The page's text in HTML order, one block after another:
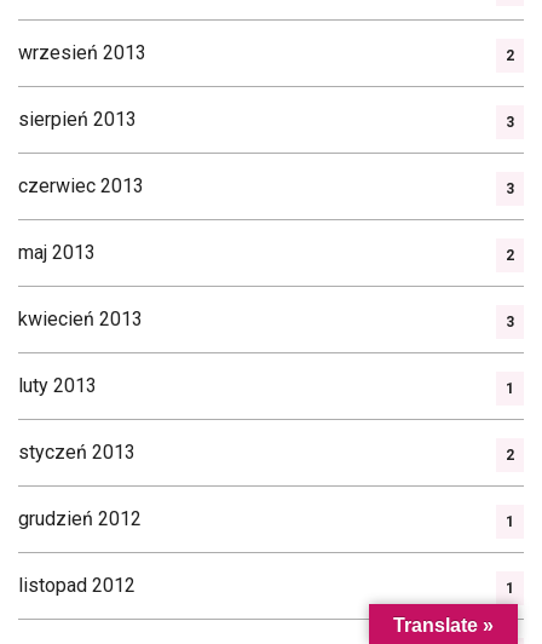
wrzesień 2013 2
sierpień 2013 3
czerwiec 2013 3
maj 2013 2
kwiecień 2013 3
luty 2013 1
styczeń 2013 2
grudzień 2012 1
listopad 2012 1
Translate »